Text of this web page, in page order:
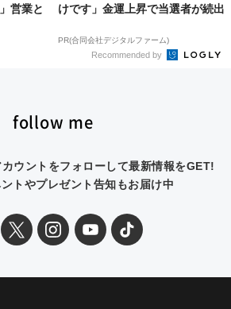
営業と
けです」金運上昇で当選者が続出
PR(合同会社デジタルファーム)
Recommended by
follow me
ウントをフォローして最新情報をGET!
トやプレゼント告知もお届け中